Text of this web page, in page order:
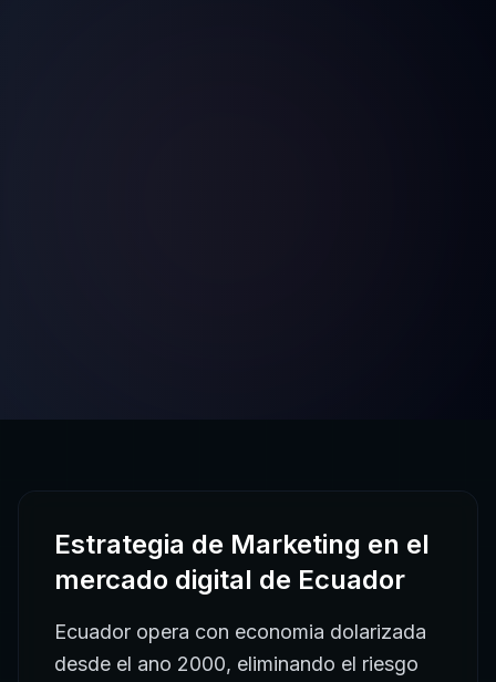
Estrategia de Marketing en el
mercado digital de Ecuador
Ecuador opera con economia dolarizada
desde el ano 2000, eliminando el riesgo